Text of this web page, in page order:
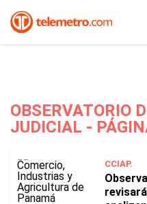
OBSERVATORIO
JUDICIAL -
CCIAP.